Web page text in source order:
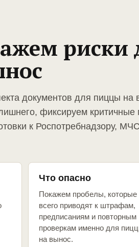
риски
документов для пиццы на
фиксируем критичные
к Роспотребнадзору,
Что опасно
Покажем пробелы,
всего приводят к штрафам,
предписаниям и повторным
проверкам именно для
на вынос.